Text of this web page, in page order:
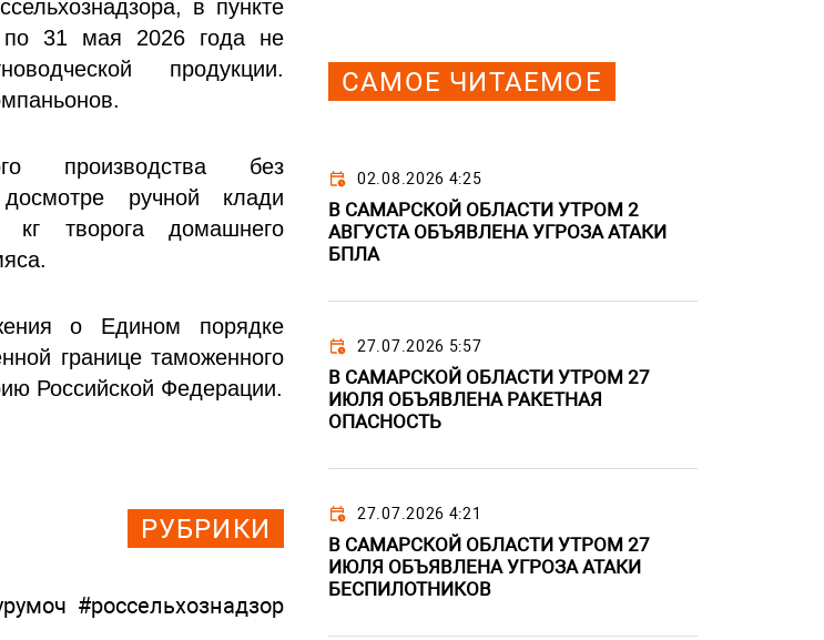
в пункте
по 31 мая 2026 года не
продукции.
производства без
ручной клади
творога домашнего
о Едином порядке
границе таможенного
Российской Федерации.
РУБРИКИ
#россельхознадзор
САМОЕ ЧИТАЕМОЕ
02.08.2026 4:25
В САМАРСКОЙ ОБЛАСТИ УТРОМ 2
АВГУСТА ОБЪЯВЛЕНА УГРОЗА АТАКИ
БПЛА
27.07.2026 5:57
В САМАРСКОЙ ОБЛАСТИ УТРОМ 27
ИЮЛЯ ОБЪЯВЛЕНА РАКЕТНАЯ
ОПАСНОСТЬ
27.07.2026 4:21
В САМАРСКОЙ ОБЛАСТИ УТРОМ 27
ИЮЛЯ ОБЪЯВЛЕНА УГРОЗА АТАКИ
БЕСПИЛОТНИКОВ